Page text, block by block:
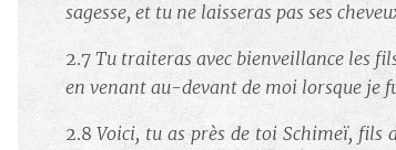
sagesse, et tu ne laisseras pas ses
2.7 Tu traiteras avec bienveillance les
en venant au-devant de moi lorsque je
2.8Voici, tu as près de toi Schimeï,